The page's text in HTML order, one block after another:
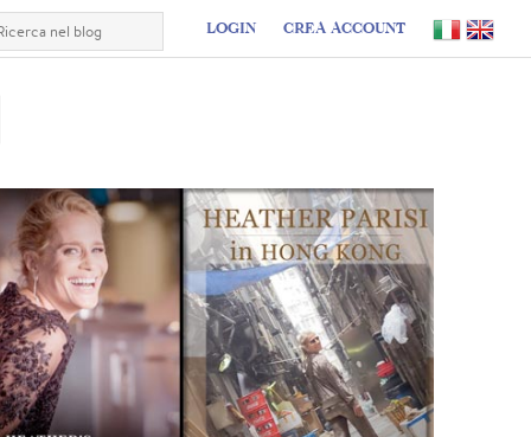
LOGIN CREA ACCOUNT